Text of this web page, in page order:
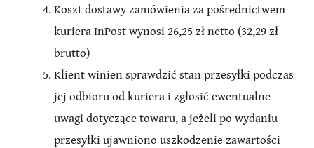
Koszt dostawy zamówienia za pośrednictwem
kuriera InPost wynosi 26,25 zł netto (32,29 zł
brutto)
Klient winien sprawdzić stan przesyłki podczas
jej odbioru od kuriera i zgłosić ewentualne
uwagi dotyczące towaru, a jeżeli po wydaniu
przesyłki ujawniono uszkodzenie zawartości